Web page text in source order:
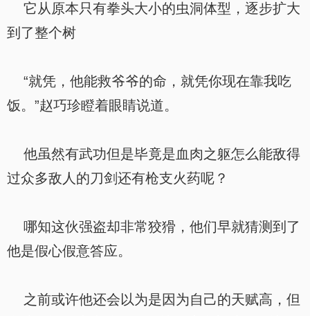
它从原本只有拳头大小的虫洞体型，逐步扩大
到了整个树
“就凭，他能救爷爷的命，就凭你现在靠我吃
饭。”赵巧珍瞪着眼睛说道。
他虽然有武功但是毕竟是血肉之躯怎么能敌得
过众多敌人的刀剑还有枪支火药呢？
哪知这伙强盗却非常狡猾，他们早就猜测到了
他是假心假意答应。
之前或许他还会以为是因为自己的天赋高，但